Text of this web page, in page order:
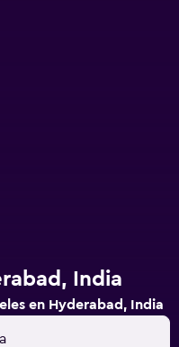
India
en Hyderabad, India